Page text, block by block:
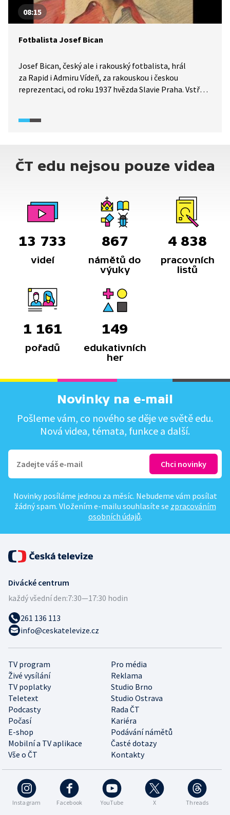
08:15
Fotbalista Josef Bican
Josef Bican, český ale i rakouský fotbalista, hrál
za Rapid i Admiru Vídeň, za rakouskou i českou
reprezentaci, od roku 1937 hvězda Slavie Praha. Vstřelil
ČT edu nejsou pouze videa
13 733
videí
867
námětů do
výuky
4 838
pracovních
listů
1 161
pořadů
149
edukativních
her
Novinky na e-mail
Pošleme vám, co nového se děje ve světě edu.
Nová videa, témata, funkce a další.
Novinky posíláme jednou za měsíc. Nebudeme vám posílat
žádný spam. Vložením e-mailu souhlasíte se zpracováním
osobních údajů.